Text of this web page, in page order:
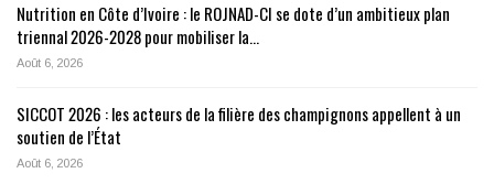
Nutrition en Côte d’Ivoire : le ROJNAD-CI se dote d’un ambitieux plan
triennal 2026-2028 pour mobiliser la…
Août 6, 2026
SICCOT 2026 : les acteurs de la filière des champignons appellent à un
soutien de l’État
Août 6, 2026